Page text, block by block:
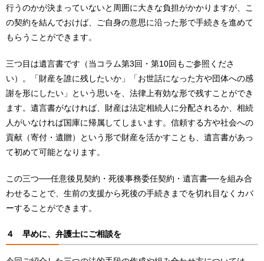
行うのかが決まっていないと周囲に大きな負担がかかりますが、こ
の契約を結んでおけば、ご自身の意思に沿った形で手続きを進めて
もらうことができます。
三つ目は遺言書です（当コラム第3回・第10回もご参照くださ
い）。「財産を誰に残したいか」「お世話になった方や団体への感
謝を形にしたい」という思いを、法律上有効な形で残すことができ
ます。遺言書がなければ、財産は法定相続人に分配されるか、相続
人がいなければ国庫に帰属してしまいます。信頼する方や社会への
貢献（寄付・遺贈）という形で財産を活かすことも、遺言書があっ
て初めて可能となります。
この三つ──任意後見契約・死後事務委任契約・遺言書──を組み合
わせることで、生前の支援から死後の手続きまでを切れ目なくカバ
ーすることができます。
４ 早めに、弁護士にご相談を